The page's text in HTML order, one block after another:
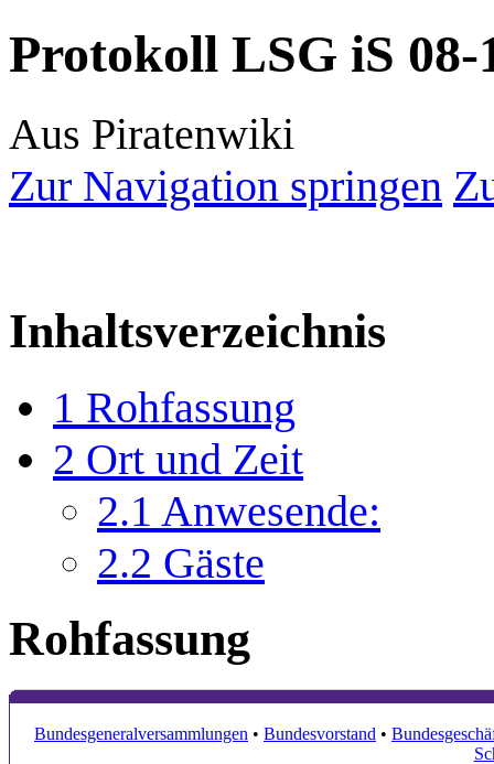
Protokoll LSG iS 08-
Aus Piratenwiki
Zur Navigation springen
Inhaltsverzeichnis
1 Rohfassung
2 Ort und Zeit
2.1 Anwesende:
2.2 Gäste
Rohfassung
Bundesgeneralversammlungen • Bundesvorstand •